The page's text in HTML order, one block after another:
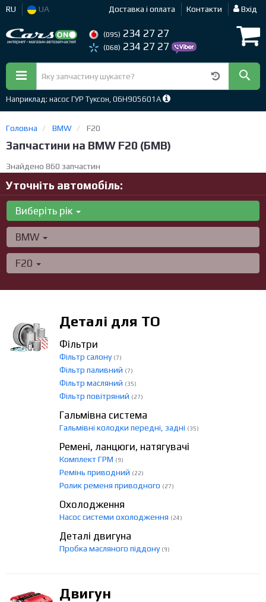
RU UA Доставка і оплата Контакти Вхід
(095) 234 27 27
(068) 234 27 27
Наприклад: насос ГУР Туксон, 06H905601A
Головна BMW F20
Запчастини на BMW F20 (БМВ)
Знайдено 860 запчастин
Уточніть автомобіль:
Виберіть рік
BMW
F20
Деталі для ТО
Фільтри
Фільтр салону (7)
Фільтр паливний (7)
Фільтр масляний (35)
Фільтр повітряний (27)
Гальмівна система
Гальмівні колодки передні, задні (35)
Ремені, ланцюги, натягувачі
Комплект ГРМ (9)
Ремінь приводний (22)
Ролик ременя приводного (27)
Охолодження
Насос системи охолодження (24)
Деталі двигуна
Пробка масляного піддону (9)
Двигун